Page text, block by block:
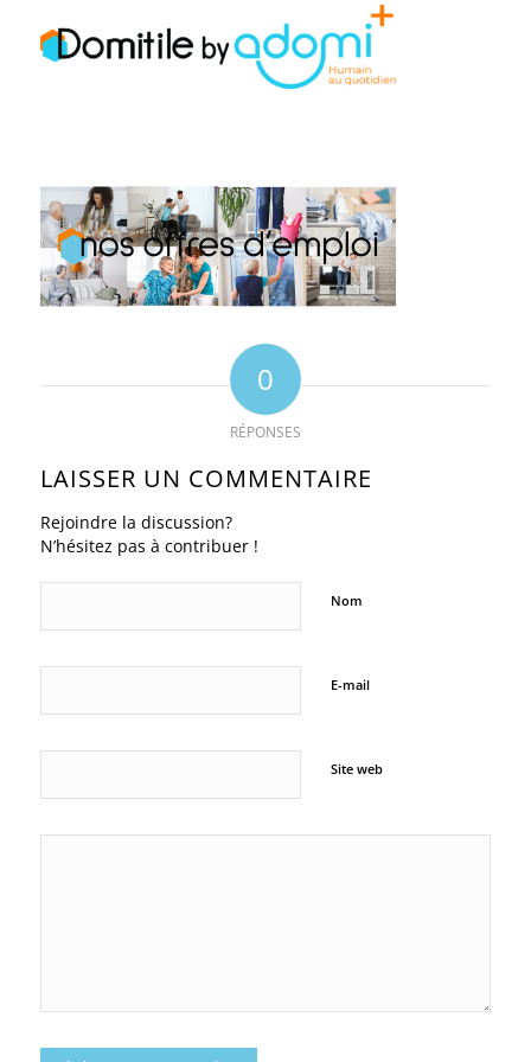
0
RÉPONSES
LAISSER UN COMMENTAIRE
Rejoindre la discussion?
N’hésitez pas à contribuer !
Nom
E-mail
Site web